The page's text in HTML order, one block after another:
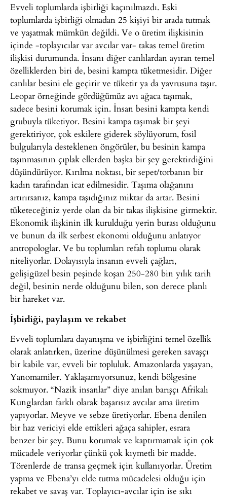
Evveli toplumlarda işbirliği kaçınılmazdı. Eski
toplumlarda işbirliği olmadan 25 kişiyi bir arada tutmak
ve yaşatmak mümkün değildi. Ve o üretim ilişkisinin
içinde -toplayıcılar var avcılar var- takas temel üretim
ilişkisi durumunda. İnsanı diğer canlılardan ayıran temel
özelliklerden biri de, besini kampta tüketmesidir. Diğer
canlılar besini ele geçirir ve tüketir ya da yavrusuna taşır.
Leopar örneğinde gördüğümüz avı ağaca taşımak,
sadece besini korumak için. İnsan besini kampta kendi
grubuyla tüketiyor. Besini kampa taşımak bir şeyi
gerektiriyor, çok eskilere giderek söylüyorum, fosil
bulgularıyla desteklenen öngörüler, bu besinin kampa
taşınmasının çıplak ellerden başka bir şey gerektirdiğini
düşündürüyor. Kırılma noktası, bir sepet/torbanın bir
kadın tarafından icat edilmesidir. Taşıma olağanını
artırırsanız, kampa taşıdığınız miktar da artar. Besini
tüketeceğiniz yerde olan da bir takas ilişkisine girmektir.
Ekonomik ilişkinin ilk kurulduğu yerin burası olduğunu
ve bunun da ilk serbest ekonomi olduğunu anlatıyor
antropologlar. Ve bu toplumları refah toplumu olarak
niteliyorlar. Dolayısıyla insanın evveli çağları,
gelişigüzel besin peşinde koşan 250-280 bin yılık tarih
değil, besinin nerde olduğunu bilen, son derece planlı
bir hareket var.
İşbirliği, paylaşım ve rekabet
Evveli toplumlara dayanışma ve işbirliğini temel özellik
olarak anlatırken, üzerine düşünülmesi gereken savaşçı
bir kabile var, evveli bir topluluk. Amazonlarda yaşayan,
Yanomamiler. Yaklaşamıyorsunuz, kendi bölgesine
sokmuyor. “Nazik insanlar” diye anılan barışçı Afrikalı
Kunglardan farklı olarak başarısız avcılar ama üretim
yapıyorlar. Meyve ve sebze üretiyorlar. Ebena denilen
bir haz vericiyi elde ettikleri ağaça sahipler, esrara
benzer bir şey. Bunu korumak ve kaptırmamak için çok
mücadele veriyorlar çünkü çok kıymetli bir madde.
Törenlerde de transa geçmek için kullanıyorlar. Üretim
yapma ve Ebena’yı elde tutma mücadelesi olduğu için
rekabet ve savaş var. Toplayıcı-avcılar için ise sıkı